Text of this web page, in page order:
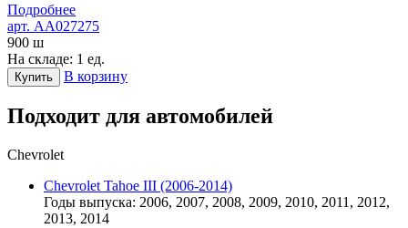
Подробнее
арт. AA027275
900 ш
На складе: 1 ед.
Купить В корзину
Подходит для автомобилей
Chevrolet
Chevrolet Tahoe III (2006-2014)
Годы выпуска: 2006, 2007, 2008, 2009, 2010, 2011, 2012,
2013, 2014